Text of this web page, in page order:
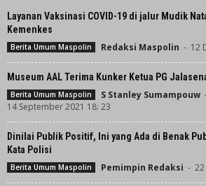
Layanan Vaksinasi COVID-19 di jalur Mudik
Kemenkes
Berita Umum Maspolin Redaksi Maspolin - 12
Museum AAL Terima Kunker Ketua PG
Berita Umum Maspolin S Stanley Sumampouw
14 September 2021 18: 23
Dinilai Publik Positif, Ini yang Ada di Benak
Kata Polisi
Berita Umum Maspolin Pemimpin Redaksi -